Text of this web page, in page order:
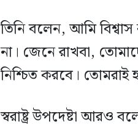
তিনি বলেন, আমি
না। জেনে রাখবা,
নিশ্চিত করবে। তোমরাই
স্বরাষ্ট্র উপদেষ্টা আরও